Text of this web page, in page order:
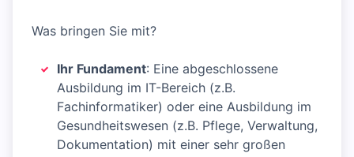
Was bringen Sie mit?
Ihr Fundament: Eine abgeschlossene
Ausbildung im IT-Bereich (z.B.
Fachinformatiker) oder eine Ausbildung im
Gesundheitswesen (z.B. Pflege, Verwaltung,
Dokumentation) mit einer sehr großen